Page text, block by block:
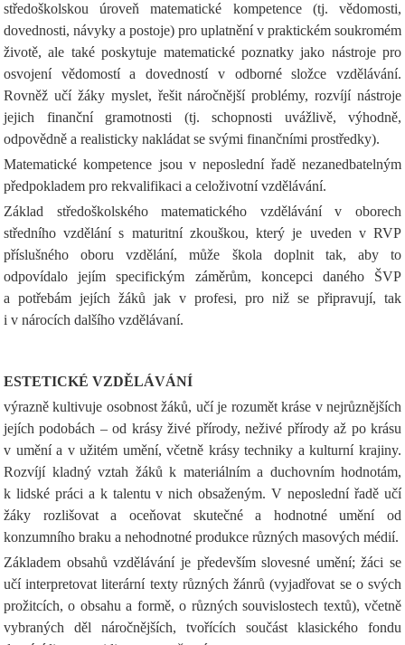
středoškolskou úroveň matematické kompetence (tj. vědomosti,
dovednosti, návyky a postoje) pro uplatnění v praktickém soukromém
životě, ale také poskytuje matematické poznatky jako nástroje pro
osvojení vědomostí a dovedností v odborné složce vzdělávání.
Rovněž učí žáky myslet, řešit náročnější problémy, rozvíjí nástroje
jejich finanční gramotnosti (tj. schopnosti uvážlivě, výhodně,
odpovědně a realisticky nakládat se svými finančními prostředky).
Matematické kompetence jsou v neposlední řadě nezanedbatelným
předpokladem pro rekvalifikaci a celoživotní vzdělávání.
Základ středoškolského matematického vzdělávání v oborech
středního vzdělání s maturitní zkouškou, který je uveden v RVP
příslušného oboru vzdělání, může škola doplnit tak, aby to
odpovídalo jejím specifickým záměrům, koncepci daného ŠVP
a potřebám jejích žáků jak v profesi, pro niž se připravují, tak
i v nárocích dalšího vzdělávaní.
ESTETICKÉ VZDĚLÁVÁNÍ
výrazně kultivuje osobnost žáků, učí je rozumět kráse v nejrůznějších
jejích podobách – od krásy živé přírody, neživé přírody až po krásu
v umění a v užitém umění, včetně krásy techniky a kulturní krajiny.
Rozvíjí kladný vztah žáků k materiálním a duchovním hodnotám,
k lidské práci a k talentu v nich obsaženým. V neposlední řadě učí
žáky rozlišovat a oceňovat skutečné a hodnotné umění od
konzumního braku a nehodnotné produkce různých masových médií.
Základem obsahů vzdělávání je především slovesné umění; žáci se
učí interpretovat literární texty různých žánrů (vyjadřovat se o svých
prožitcích, o obsahu a formě, o různých souvislostech textů), včetně
vybraných děl náročnějších, tvořících součást klasického fondu